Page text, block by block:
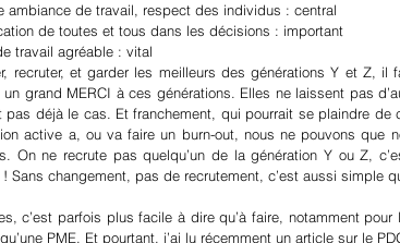
ambiance de travail, respect des individus : central
de toutes et tous dans les décisions : important
travail agréable : vital
recruter, et garder les meilleurs des générations Y et Z, il
grand MERCI à ces générations. Elles ne laissent pas
pas déjà le cas. Et franchement, qui pourrait se plaindre de
active a, ou va faire un burn-out, nous ne pouvons que
On ne recrute pas quelqu’un de la génération Y ou Z,
Sans changement, pas de recrutement, c’est aussi simple
c’est parfois plus facile à dire qu’à faire, notamment
PME. Et pourtant, j’ai lu récemment un article sur le